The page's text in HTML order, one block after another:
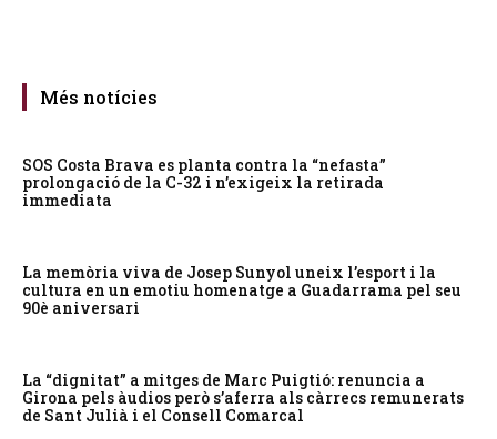
Més notícies
SOS Costa Brava es planta contra la “nefasta”
prolongació de la C-32 i n’exigeix la retirada
immediata
La memòria viva de Josep Sunyol uneix l’esport i la
cultura en un emotiu homenatge a Guadarrama pel seu
90è aniversari
La “dignitat” a mitges de Marc Puigtió: renuncia a
Girona pels àudios però s’aferra als càrrecs remunerats
de Sant Julià i el Consell Comarcal